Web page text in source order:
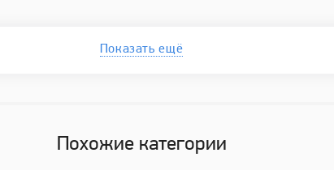
Показать ещё
Похожие категории